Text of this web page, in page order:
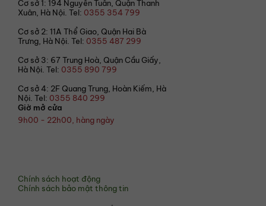
Cơ sở 1: 194 Nguyễn Tuân, Quận Thanh
Xuân, Hà Nội. Tel: 0355 354 799
Cơ sở 2: 11A Thể Giao, Quận Hai Bà
Trưng, Hà Nội. Tel: 0355 487 299
Cơ sở 3: 67 Trung Hoà, Quận Cầu Giấy,
Hà Nội. Tel: 0355 890 799
Cơ sở 4: 2F Quang Trung, Hoàn Kiếm, Hà
Nội. Tel: 0355 840 299
Giờ mở cửa
9h00 - 22h00, hàng ngày
Chính sách hoạt động
Chính sách bảo mật thông tin